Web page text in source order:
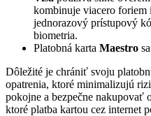
kombinuje viacero foriem
jednorazový prístupový
biometria.
Platobná karta Maestro
Dôležité je chrániť svoju
opatrenia, ktoré minimalizujú
pokojne a bezpečne
ktoré platba kartou cez internet